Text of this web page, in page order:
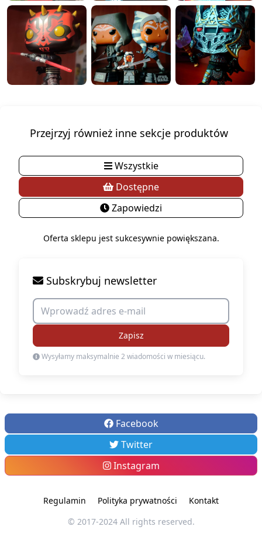
Przejrzyj również inne sekcje produktów
Wszystkie
Dostępne
Zapowiedzi
Oferta sklepu jest sukcesywnie powiększana.
Subskrybuj newsletter
Zapisz
Wysyłamy maksymalnie 2 wiadomości w miesiącu.
Facebook
Twitter
Instagram
Regulamin Polityka prywatności
Kontakt
© 2017-2024 All rights reserved.